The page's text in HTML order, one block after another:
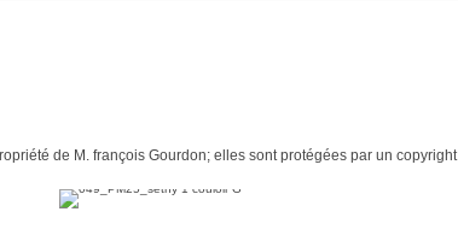
de M. françois Gourdon; elles sont protégées par un copyright